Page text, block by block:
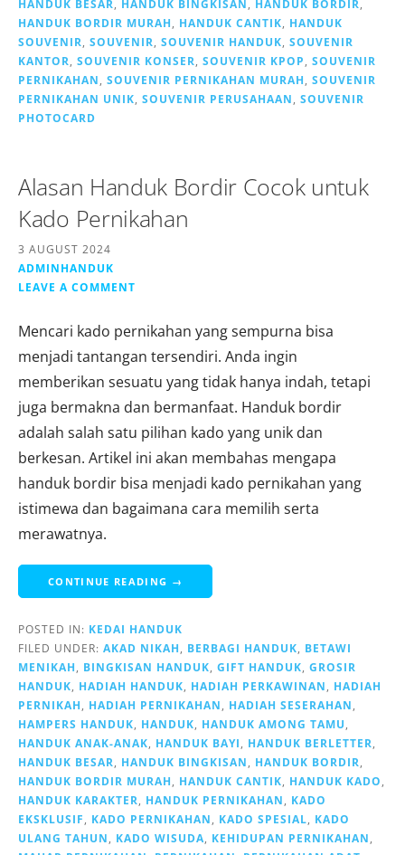
HANDUK BESAR, HANDUK BINGKISAN , HANDUK BORDIR,
HANDUK BORDIR MURAH, HANDUK CANTIK, HANDUK
SOUVENIR, SOUVENIR, SOUVENIR HANDUK, SOUVENIR
KANTOR, SOUVENIR KONSER, SOUVENIR KPOP, SOUVENIR
PERNIKAHAN, SOUVENIR PERNIKAHAN MURAH, SOUVENIR
PERNIKAHAN UNIK, SOUVENIR PERUSAHAAN, SOUVENIR
PHOTOCARD
Alasan Handuk Bordir Cocok untuk
Kado Pernikahan
3 AUGUST 2024
ADMINHANDUK
LEAVE A COMMENT
Mencari kado pernikahan yang sempurna bisa
menjadi tantangan tersendiri. Anda ingin
memberikan sesuatu yang tidak hanya indah, tetapi
juga bermakna dan bermanfaat. Handuk bordir
adalah salah satu pilihan kado yang unik dan
berkesan. Artikel ini akan membahas mengapa
handuk bordir bisa menjadi kado pernikahan yang
istimewa dan bagaimana cara memilih serta
merawatnya.
CONTINUE READING →
POSTED IN: KEDAI HANDUK
FILED UNDER: AKAD NIKAH, BERBAGI HANDUK, BETAWI
MENIKAH, BINGKISAN HANDUK, GIFT HANDUK, GROSIR
HANDUK, HADIAH HANDUK, HADIAH PERKAWINAN, HADIAH
PERNIKAH, HADIAH PERNIKAHAN, HADIAH SESERAHAN,
HAMPERS HANDUK, HANDUK, HANDUK AMONG TAMU,
HANDUK ANAK-ANAK, HANDUK BAYI, HANDUK BERLETTER,
HANDUK BESAR, HANDUK BINGKISAN, HANDUK BORDIR,
HANDUK BORDIR MURAH, HANDUK CANTIK, HANDUK KADO,
HANDUK KARAKTER, HANDUK PERNIKAHAN, KADO
EKSKLUSIF, KADO PERNIKAHAN, KADO SPESIAL, KADO
ULANG TAHUN, KADO WISUDA, KEHIDUPAN PERNIKAHAN,